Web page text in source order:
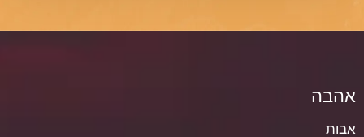
אהבה
אבות